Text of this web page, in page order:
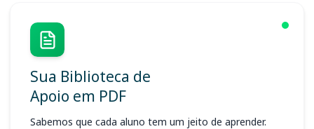
Sua Biblioteca de
Apoio em PDF
Sabemos que cada aluno tem um jeito de aprender.